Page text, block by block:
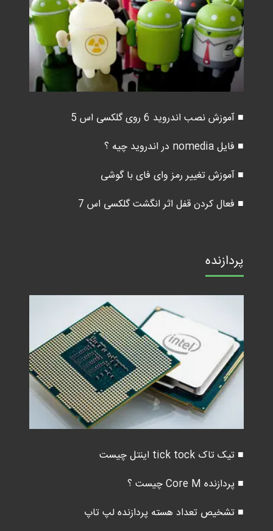
■ آموزش نصب اندروید 6 روی گلکسی اس 5
■ فایل nomedia در اندروید چیه ؟
■ آموزش تغییر رمز وای فای با گوشی
■ فعال کردن قفل اثر انگشت گلکسی اس 7
پردازنده
■ تیک تاک tick tock اینتل چیست
■ پردازنده Core M چیست ؟
■ تشخیص تعداد هسته پردازنده لپ تاپ